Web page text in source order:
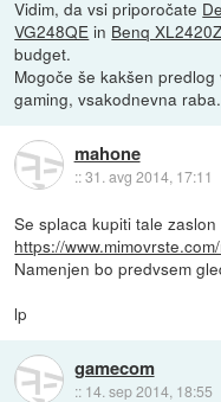
Vidim, da vsi priporočate
VG248QE in Benq XL2420Z
budget.
Mogoče še kakšen
gaming, vsakodnevna
mahone
::31. avg 2014, 17:11
Se splaca kupiti tale zaslon
https://
Namenjen bo predvsem
lp
gamecom
:: 14. sep 2014, 18:55